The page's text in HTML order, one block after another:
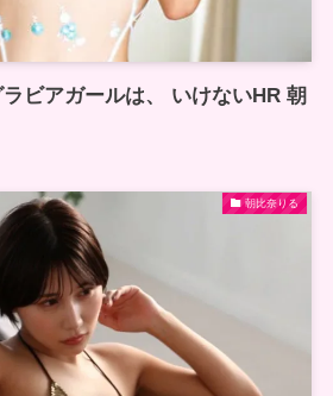
ビアガールは、 いけないHR 朝
朝比奈りる